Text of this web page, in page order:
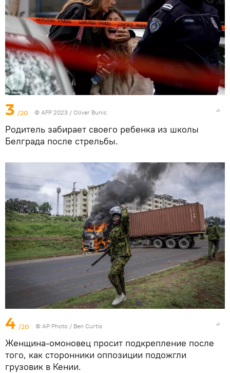
3 /20 © AFP 2023 / Oliver Bunic
Родитель забирает своего ребенка из школы
Белграда после стрельбы.
4 /20 © AP Photo / Ben Curtis
Женщина-омоновец просит подкрепление после
того, как сторонники оппозиции подожгли
грузовик в Кении.